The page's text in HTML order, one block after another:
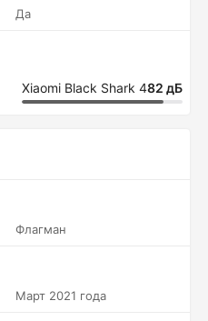
Да
Xiaomi Black Shark 482 дБ
Флагман
Март 2021 года